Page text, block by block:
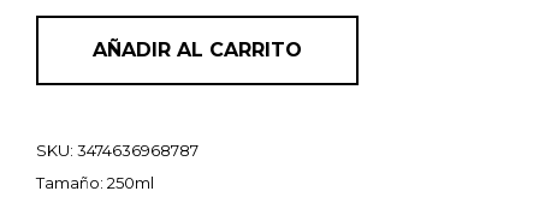
AÑADIR AL CARRITO
SKU: 3474636968787
Tamaño: 250ml